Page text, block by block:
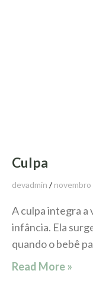
Culpa
devadmin novembro
A culpa integra a
infância. Ela
quando o bebê
Read More »